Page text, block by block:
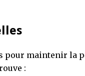
pour maintenir la
: